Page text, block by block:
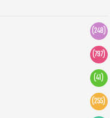
(248)
(797)
(41)
(255)